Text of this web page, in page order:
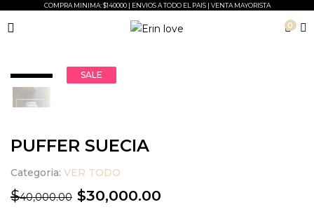
COMPRA MINIMA: $140000 | ENVIOS A TODO EL PAIS | VENTA MAYORISTA
0
SALE
PUFFER SUECIA
Categoria: VER TODO
$40,000.00 $30,000.00